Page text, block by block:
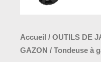
Accueil / OUTILS DE
GAZON / Tondeuse à